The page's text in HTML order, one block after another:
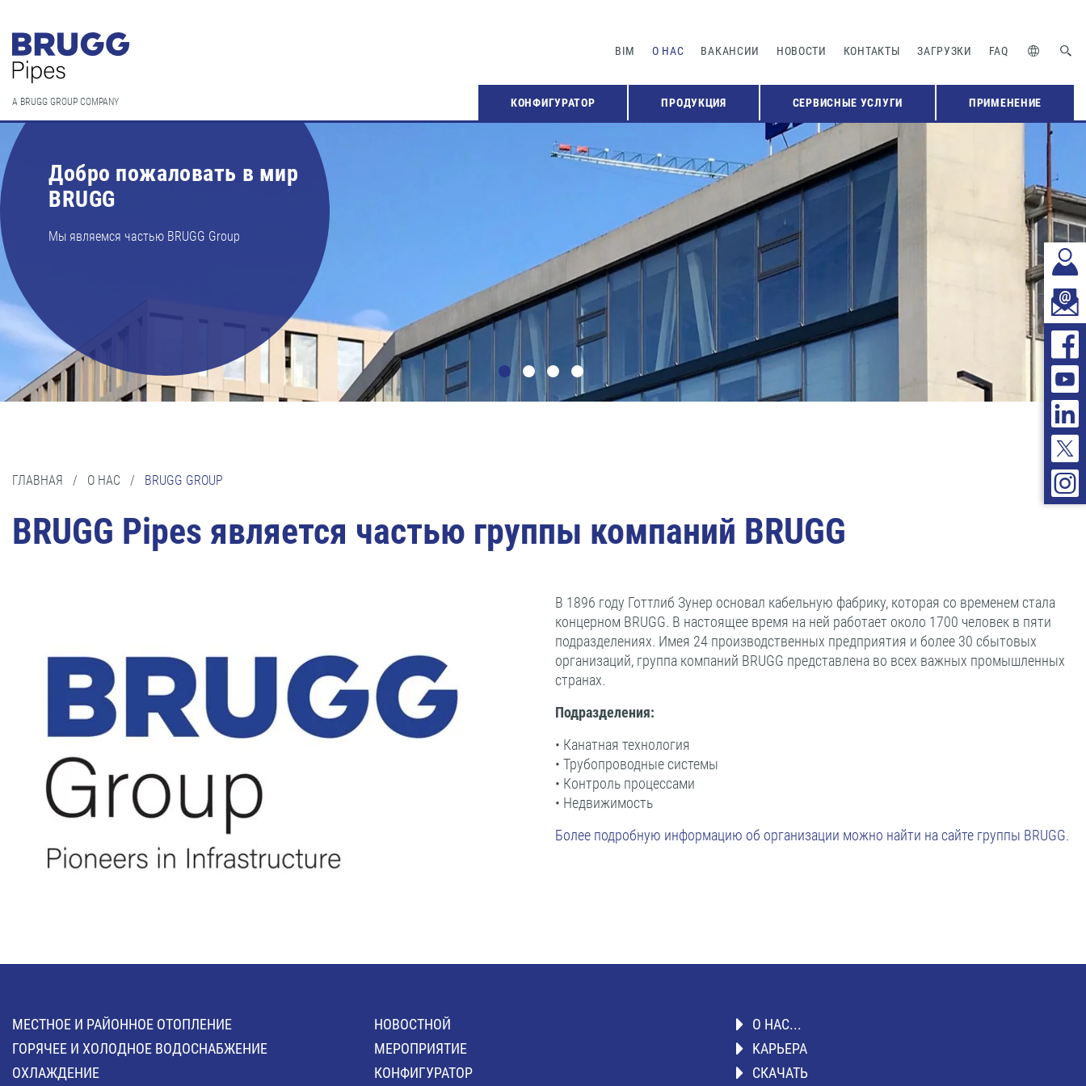
BIM О НАС ВАКАНСИИ НОВОСТИ КОНТАКТЫ ЗАГРУЗКИ FAQ
A BRUGG GROUP COMPANY КОНФИГУРАТОР ПРОДУКЦИЯ СЕРВИСНЫЕ УСЛУГИ ПРИМЕНЕНИЕ
Добро пожаловать в мир
BRUGG
Мы являемся частью BRUGG Group
ГЛАВНАЯ / О НАС / BRUGG GROUP
BRUGG Pipes является частью группы компаний BRUGG
В 1896 году Готтлиб Зунер основал кабельную фабрику, которая со временем стала
концерном BRUGG. В настоящее время на ней работает около 1700 человек в пяти
подразделениях. Имея 24 производственных предприятия и более 30 сбытовых
организаций, группа компаний BRUGG представлена во всех важных промышленных
странах.
Подразделения:
• Канатная технология
• Трубопроводные системы
• Контроль процессами
• Недвижимость
Более подробную информацию об организации можно найти на сайте группы BRUGG.
МЕСТНОЕ И РАЙОННОЕ ОТОПЛЕНИЕ
ГОРЯЧЕЕ И ХОЛОДНОЕ ВОДОСНАБЖЕНИЕ
ОХЛАЖДЕНИЕ
HОВОСТНОЙ
MЕРОПРИЯТИЕ
КОНФИГУРАТОР
О НАС...
KАРЬЕРА
СКАЧАТЬ